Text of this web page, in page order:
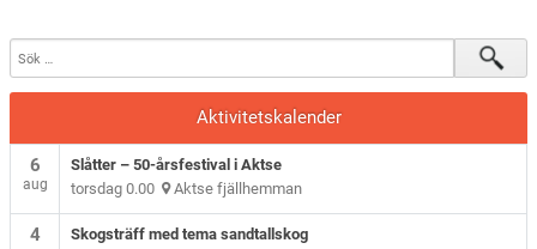
Aktivitetskalender
6
aug
Slåtter – 50-årsfestival i Aktse
torsdag 0.00 Aktse fjällhemman
4
Skogsträff med tema sandtallskog